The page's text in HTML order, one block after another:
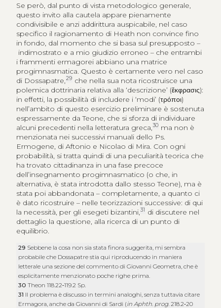
Se però, dal punto di vista metodologico generale,
questo invito alla cautela appare pienamente
condivisibile e anzi addirittura auspicabile, nel caso
specifico il ragionamento di Heath non convince fino
in fondo, dal momento che si basa sul presupposto –
indimostrato e a mio giudizio erroneo – che entrambi
i frammenti ermagorei abbiano una matrice
progimnasmatica. Questo è certamente vero nel caso
di Dossapatre,29 che nella sua nota ricostruisce una
polemica dottrinaria relativa alla ‘descrizione’ (ἔκφρασις):
in effetti, la possibilità di includere i ‘modi’ (τρόποι)
nell’ambito di questo esercizio preliminare è sostenuta
espressamente da Teone, che si sforza di individuare
alcuni precedenti nella letteratura greca,30 ma non è
menzionata nei successivi manuali dello Ps.
Ermogene, di Aftonio e Nicolao di Mira. Con ogni
probabilità, si tratta quindi di una peculiarità teorica che
ha trovato cittadinanza in una fase precoce
dell’insegnamento progimnasmatico (o che, in
alternativa, è stata introdotta dallo stesso Teone), ma è
stata poi abbandonata – completamente, a quanto ci
è dato ricostruire – nelle teorizzazioni successive: di qui
la necessità, per gli esegeti bizantini,31 di discutere nel
dettaglio la questione, alla ricerca di un punto di
equilibrio.
29 Sebbene la cosa non sia stata finora suggerita, mi sembra
probabile che Dossapatre stia qui riproducendo in maniera
letterale una sezione del commento di Giovanni Geometra, che è
esplicitamente menzionato poche righe prima.
30Theon 118.22‑119.2 Sp.
31 Il problema è discusso in termini analoghi, senza tuttavia citare
Ermagora, anche da Giovanni di Sardi (in Aphth. prog.218.2‑20